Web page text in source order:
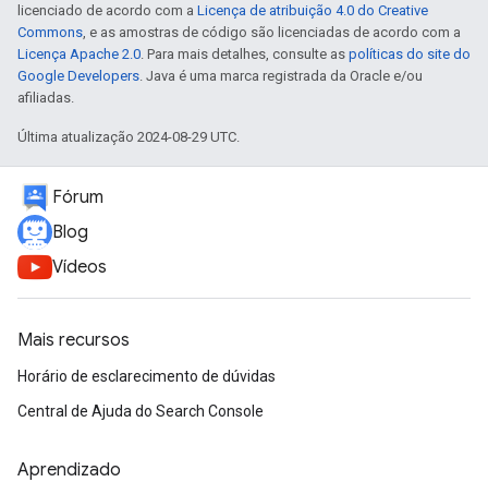
licenciado de acordo com a Licença de atribuição 4.0 do Creative
Commons, e as amostras de código são licenciadas de acordo com a
Licença Apache 2.0. Para mais detalhes, consulte as políticas do site do
Google Developers. Java é uma marca registrada da Oracle e/ou
afiliadas.
Última atualização 2024-08-29 UTC.
Fórum
Blog
Vídeos
Mais recursos
Horário de esclarecimento de dúvidas
Central de Ajuda do Search Console
Aprendizado